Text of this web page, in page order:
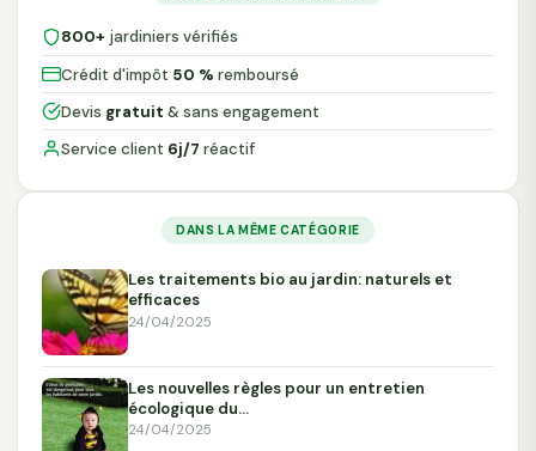
800+ jardiniers vérifiés
Crédit d'impôt 50 % remboursé
Devis gratuit & sans engagement
Service client 6j/7 réactif
DANS LA MÊME CATÉGORIE
Les traitements bio au jardin: naturels et
efficaces
24/04/2025
Les nouvelles règles pour un entretien
écologique du…
24/04/2025